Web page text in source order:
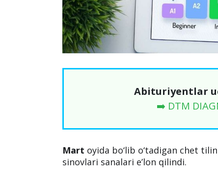
Abituriyentlar
➡️ DTM
Mart oyida bo‘lib o‘tadigan chet
sinovlari sanalari e’lon qilindi.